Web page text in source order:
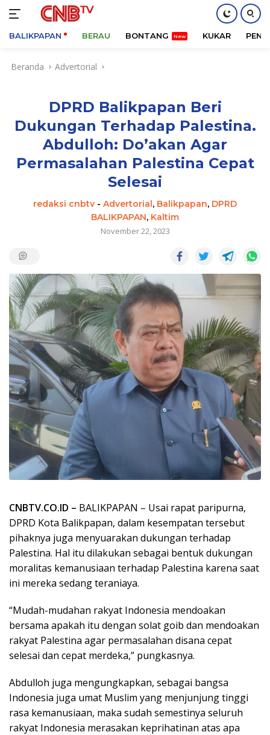
BALIKPAPAN BERAU BONTANG KUKAR
Beranda Advertorial
DPRD Balikpapan Beri
Dukungan Terhadap Palestina.
Abdulloh: Do’akan Agar
Permasalahan Palestina Cepat
Selesai
redaksi cnbtv - Advertorial, Balikpapan, DPRD
BALIKPAPAN, Kaltim
November 22, 2023
CNBTV.CO.ID – BALIKPAPAN – Usai rapat paripurna,
DPRD Kota Balikpapan, dalam kesempatan tersebut
pihaknya juga menyuarakan dukungan terhadap
Palestina. Hal itu dilakukan sebagai bentuk dukungan
moralitas kemanusiaan terhadap Palestina karena saat
ini mereka sedang teraniaya.
“Mudah-mudahan rakyat Indonesia mendoakan
bersama apakah itu dengan solat goib dan mendoakan
rakyat Palestina agar permasalahan disana cepat
selesai dan cepat merdeka,” pungkasnya.
Abdulloh juga mengungkapkan, sebagai bangsa
Indonesia juga umat Muslim yang menjunjung tinggi
rasa kemanusiaan, maka sudah semestinya seluruh
rakyat Indonesia merasakan keprihatinan atas apa